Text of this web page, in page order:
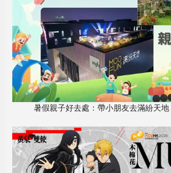
暑假親子好去處：帶小朋友去滿紛天地